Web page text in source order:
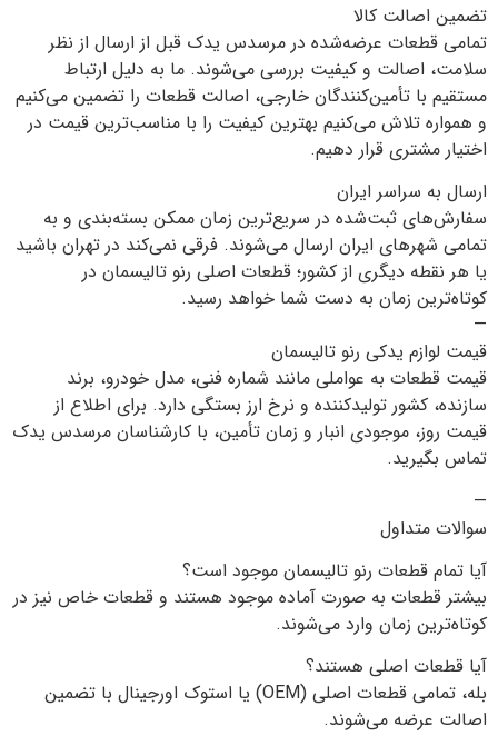
تضمین اصالت کالا
تمامی قطعات عرضه‌شده در مرسدس یدک قبل از ارسال از نظر
سلامت، اصالت و کیفیت بررسی می‌شوند. ما به دلیل ارتباط
مستقیم با تأمین‌کنندگان خارجی، اصالت قطعات را تضمین می‌کنیم
و همواره تلاش می‌کنیم بهترین کیفیت را با مناسب‌ترین قیمت در
اختیار مشتری قرار دهیم.
ارسال به سراسر ایران
سفارش‌های ثبت‌شده در سریع‌ترین زمان ممکن بسته‌بندی و به
تمامی شهرهای ایران ارسال می‌شوند. فرقی نمی‌کند در تهران باشید
یا هر نقطه دیگری از کشور؛ قطعات اصلی رنو تالیسمان در
کوتاه‌ترین زمان به دست شما خواهد رسید.
—
قیمت لوازم یدکی رنو تالیسمان
قیمت قطعات به عواملی مانند شماره فنی، مدل خودرو، برند
سازنده، کشور تولیدکننده و نرخ ارز بستگی دارد. برای اطلاع از
قیمت روز، موجودی انبار و زمان تأمین، با کارشناسان مرسدس یدک
تماس بگیرید.
—
سوالات متداول
آیا تمام قطعات رنو تالیسمان موجود است؟
بیشتر قطعات به صورت آماده موجود هستند و قطعات خاص نیز در
کوتاه‌ترین زمان وارد می‌شوند.
آیا قطعات اصلی هستند؟
بله، تمامی قطعات اصلی (OEM) یا استوک اورجینال با تضمین
اصالت عرضه می‌شوند.